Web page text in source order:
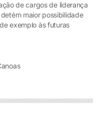
de cargos de liderança
maior possibilidade
exemplo às futuras